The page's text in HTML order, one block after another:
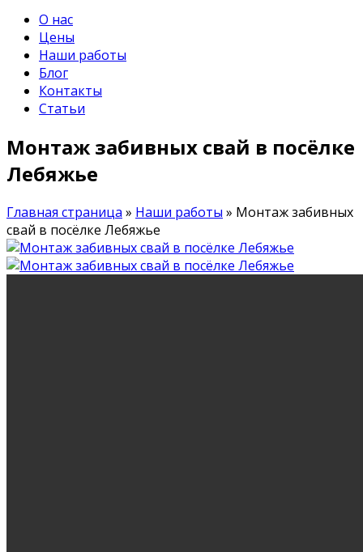
О нас
Цены
Наши работы
Блог
Контакты
Статьи
Монтаж забивных свай в посёлке
Лебяжье
Главная страница » Наши работы » Монтаж забивных
свай в посёлке Лебяжье